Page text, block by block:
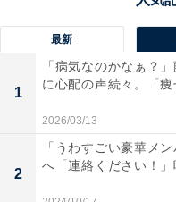
最新
1
「病気なのかなぁ？
に心配の声続々。「
2026/03/13
2
「うわすごい豪華メ
へ「連絡ください！